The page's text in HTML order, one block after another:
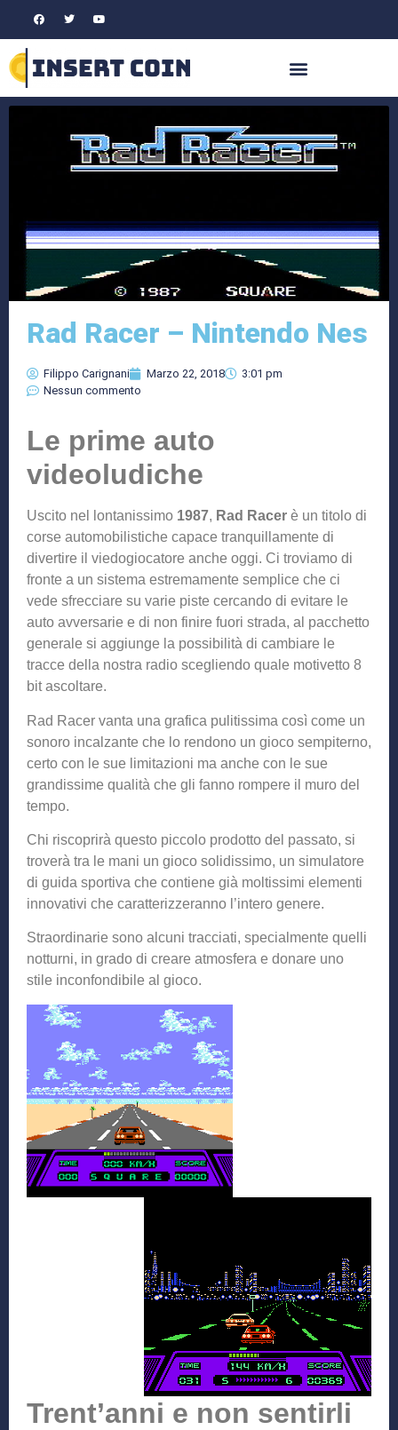
Rad Racer – Nintendo Nes
Filippo Carignani Marzo 22, 2018
3:01 pm
Nessun commento
Le prime auto
videoludiche
Uscito nel lontanissimo 1987, Rad Racer è un titolo di
corse automobilistiche capace tranquillamente di
divertire il viedogiocatore anche oggi. Ci troviamo di
fronte a un sistema estremamente semplice che ci
vede sfrecciare su varie piste cercando di evitare le
auto avversarie e di non finire fuori strada, al pacchetto
generale si aggiunge la possibilità di cambiare le
tracce della nostra radio scegliendo quale motivetto 8
bit ascoltare.
Rad Racer vanta una grafica pulitissima così come un
sonoro incalzante che lo rendono un gioco sempiterno,
certo con le sue limitazioni ma anche con le sue
grandissime qualità che gli fanno rompere il muro del
tempo.
Chi riscoprirà questo piccolo prodotto del passato, si
troverà tra le mani un gioco solidissimo, un simulatore
di guida sportiva che contiene già moltissimi elementi
innovativi che caratterizzeranno l’intero genere.
Straordinarie sono alcuni tracciati, specialmente quelli
notturni, in grado di creare atmosfera e donare uno
stile inconfondibile al gioco.
Trent’anni e non sentirli